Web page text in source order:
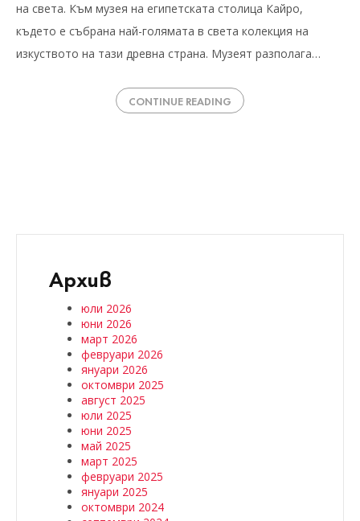
на света. Към музея на египетската столица Кайро,
където е събрана най-голямата в света колекция на
изкуството на тази древна страна. Музеят разполага…
CONTINUE READING
Архив
юли 2026
юни 2026
март 2026
февруари 2026
януари 2026
октомври 2025
август 2025
юли 2025
юни 2025
май 2025
март 2025
февруари 2025
януари 2025
октомври 2024